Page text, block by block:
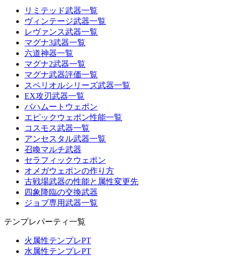
リミテッド武器一覧
ヴィンテージ武器一覧
レヴァンス武器一覧
マグナ3武器一覧
六道神器一覧
マグナ2武器一覧
マグナ武器評価一覧
スペリオルシリーズ武器一覧
EX攻刃武器一覧
バハムートウェポン
エピックウェポン性能一覧
コスモス武器一覧
アンセスタル武器一覧
召喚マルチ武器
セラフィックウェポン
オメガウェポンの作り方
古戦場武器の性能と属性変更先
四象降臨の交換武器
ジョブ専用武器一覧
テンプレパーティ一覧
火属性テンプレPT
水属性テンプレPT